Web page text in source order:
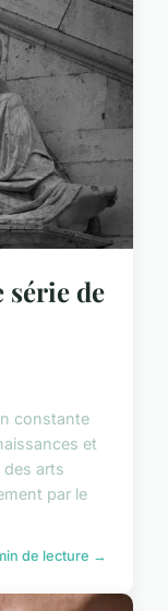
de
constante
et
arts
par le
de lecture →